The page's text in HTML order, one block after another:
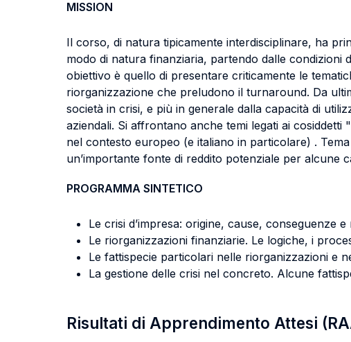
MISSION
Il corso, di natura tipicamente interdisciplinare, ha
modo di natura finanziaria, partendo dalle condizioni
obiettivo è quello di presentare criticamente le
riorganizzazione che preludono il turnaround. Da
società in crisi, e più in generale dalla capacità di
aziendali. Si affrontano anche temi legati ai
nel contesto europeo (e italiano in particolare) .
un’importante fonte di reddito potenziale per alcune
PROGRAMMA SINTETICO
Le crisi d’impresa: origine, cause, conseguenze e
Le riorganizzazioni finanziarie. Le logiche, i
Le fattispecie particolari nelle riorganizzazioni e
La gestione delle crisi nel concreto. Alcune
Risultati di Apprendimento Attesi